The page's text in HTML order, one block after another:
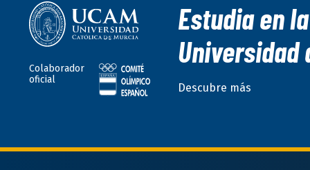
Colaborador
oficial
Estudia en
Universidad
Descubre más